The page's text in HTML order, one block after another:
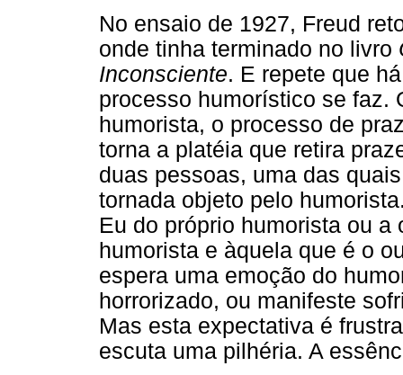
No ensaio de 1927, Freud
onde tinha terminado no livro
Inconsciente. E repete que
processo humorístico se faz.
humorista, o processo de
torna a platéia que retira
duas pessoas, uma das
tornada objeto pelo
Eu do próprio humorista ou
humorista e àquela que é o
espera uma emoção do
horrorizado, ou manifeste
Mas esta expectativa é
escuta uma pilhéria. A